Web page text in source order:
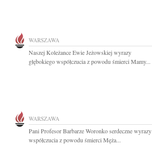
WARSZAWA
Naszej Koleżance Ewie Jeżowskiej wyrazy
głębokiego współczucia z powodu śmierci Mamy...
WARSZAWA
Pani Profesor Barbarze Woronko serdeczne wyrazy
współczucia z powodu śmierci Męża...